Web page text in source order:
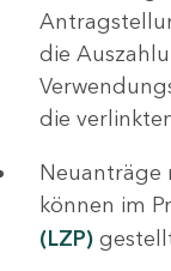
die
die
Neuanträge
können im
(LZP)